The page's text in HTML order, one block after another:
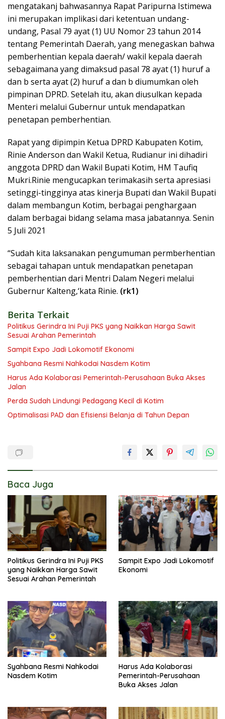
mengatakanj bahwasannya Rapat Paripurna Istimewa
ini merupakan implikasi dari ketentuan undang-
undang, Pasal 79 ayat (1) UU Nomor 23 tahun 2014
tentang Pemerintah Daerah, yang menegaskan bahwa
pemberhentian kepala daerah/ wakil kepala daerah
sebagaimana yang dimaksud pasal 78 ayat (1) huruf a
dan b serta ayat (2) huruf a dan b diumumkan oleh
pimpinan DPRD. Setelah itu, akan diusulkan kepada
Menteri melalui Gubernur untuk mendapatkan
penetapan pemberhentian.
Rapat yang dipimpin Ketua DPRD Kabupaten Kotim,
Rinie Anderson dan Wakil Ketua, Rudianur ini dihadiri
anggota DPRD dan Wakil Bupati Kotim, HM Taufiq
Mukri.Rinie mengucapkan terimakasih serta apresiasi
setinggi-tingginya atas kinerja Bupati dan Wakil Bupati
dalam membangun Kotim, berbagai penghargaan
dalam berbagai bidang selama masa jabatannya. Senin
5 Juli 2021
“Sudah kita laksanakan pengumuman permberhentian
sebagai tahapan untuk mendapatkan penetapan
pemberhentian dari Mentri Dalam Negeri melalui
Gubernur Kalteng,‘kata Rinie. (rk1)
Berita Terkait
Politikus Gerindra Ini Puji PKS yang Naikkan Harga Sawit
Sesuai Arahan Pemerintah
Sampit Expo Jadi Lokomotif Ekonomi
Syahbana Resmi Nahkodai Nasdem Kotim
Harus Ada Kolaborasi Pemerintah-Perusahaan Buka Akses
Jalan
Perda Sudah Lindungi Pedagang Kecil di Kotim
Optimalisasi PAD dan Efisiensi Belanja di Tahun Depan
Baca Juga
Politikus Gerindra Ini Puji PKS
yang Naikkan Harga Sawit
Sesuai Arahan Pemerintah
Sampit Expo Jadi Lokomotif
Ekonomi
Syahbana Resmi Nahkodai
Nasdem Kotim
Harus Ada Kolaborasi
Pemerintah-Perusahaan
Buka Akses Jalan